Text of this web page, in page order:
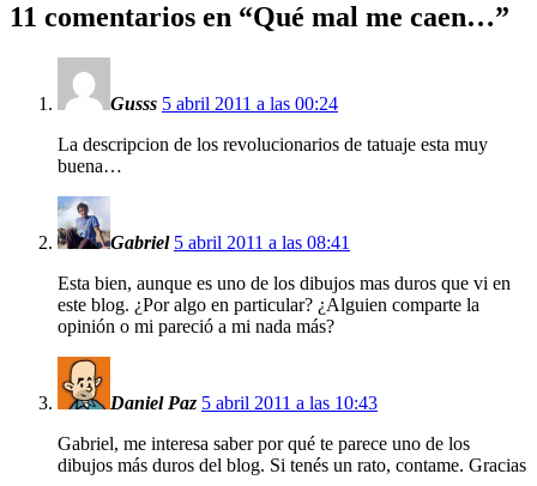
11 comentarios en “Qué mal me caen…”
Gusss 5 abril 2011 a las 00:24
La descripcion de los revolucionarios de tatuaje esta muy
buena…
Gabriel 5 abril 2011 a las 08:41
Esta bien, aunque es uno de los dibujos mas duros que vi en
este blog. ¿Por algo en particular? ¿Alguien comparte la
opinión o mi pareció a mi nada más?
Daniel Paz 5 abril 2011 a las 10:43
Gabriel, me interesa saber por qué te parece uno de los
dibujos más duros del blog. Si tenés un rato, contame. Gracias